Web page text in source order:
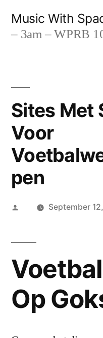
Music With
– 3am – WPRB
Sites Met
Voor
pen
Posted September
Op